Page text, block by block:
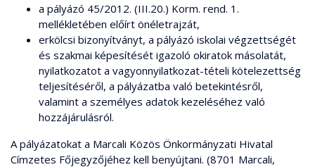
a pályázó 45/2012. (III.20.) Korm. rend. 1.
mellékletében előírt önéletrajzát,
erkölcsi bizonyítványt, a pályázó iskolai végzettségét
és szakmai képesítését igazoló okiratok másolatát,
nyilatkozatot a vagyonnyilatkozat-tételi kötelezettség
teljesítéséről, a pályázatba való betekintésről,
valamint a személyes adatok kezeléséhez való
hozzájárulásról.
A pályázatokat a Marcali Közös Önkormányzati Hivatal
Címzetes Főjegyzőjéhez kell benyújtani. (8701 Marcali,